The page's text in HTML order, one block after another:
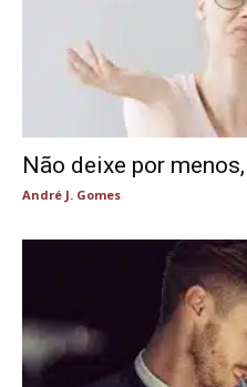
Não deixe por
André J. Gomes